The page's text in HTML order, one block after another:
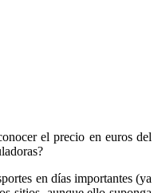
el precio en euros del
en días importantes (ya